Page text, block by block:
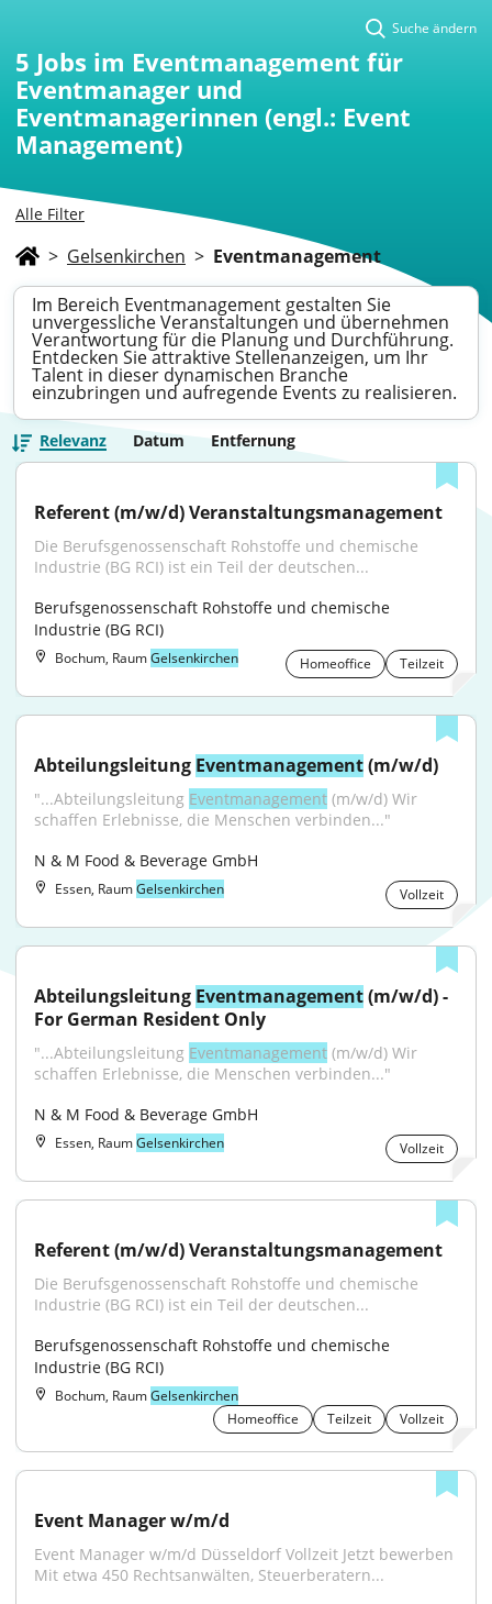
Alle Filter
Suche ändern
5 Jobs im Eventmanagement für
Eventmanager und
Eventmanagerinnen (engl.: Event
Management)
> Gelsenkirchen > Eventmanagement
Im Bereich Eventmanagement gestalten Sie
unvergessliche Veranstaltungen und übernehmen
Verantwortung für die Planung und Durchführung.
Entdecken Sie attraktive Stellenanzeigen, um Ihr
Talent in dieser dynamischen Branche
einzubringen und aufregende Events zu realisieren.
Relevanz Datum Entfernung
Referent (m/w/d) Veranstaltungsmanagement
Die Berufsgenossenschaft Rohstoffe und chemische
Industrie (BG RCI) ist ein Teil der deutschen...
Berufsgenossenschaft Rohstoffe und chemische
Industrie (BG RCI)
Bochum, RaumGelsenkirchen Homeoffice Teilzeit
Abteilungsleitung Eventmanagement (m/w/d)
"...Abteilungsleitung Eventmanagement (m/w/d) Wir
schaffen Erlebnisse, die Menschen verbinden..."
N & M Food & Beverage GmbH
Essen, RaumGelsenkirchen Vollzeit
Abteilungsleitung Eventmanagement (m/w/d) -
For German Resident Only
"...Abteilungsleitung Eventmanagement (m/w/d) Wir
schaffen Erlebnisse, die Menschen verbinden..."
N & M Food & Beverage GmbH
Essen, RaumGelsenkirchen Vollzeit
Referent (m/w/d) Veranstaltungsmanagement
Die Berufsgenossenschaft Rohstoffe und chemische
Industrie (BG RCI) ist ein Teil der deutschen...
Berufsgenossenschaft Rohstoffe und chemische
Industrie (BG RCI)
Bochum, RaumGelsenkirchen
Homeoffice
Teilzeit Vollzeit
Event Manager w/m/d
Event Manager w/m/d Düsseldorf Vollzeit Jetzt bewerben
Mit etwa 450 Rechtsanwälten, Steuerberatern...